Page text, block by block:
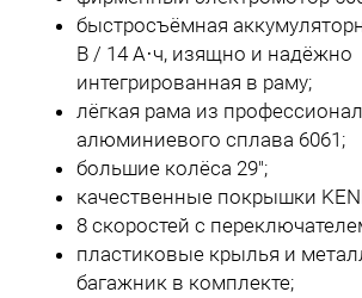
быстросъёмная
В / 14 А·ч, изящно и надёжно
интегрированная в раму;
лёгкая рама из
алюминиевого сплава 6061;
большие колёса 29";
качественные покрышки
8 скоростей с
пластиковые крылья и
багажник в комплекте;